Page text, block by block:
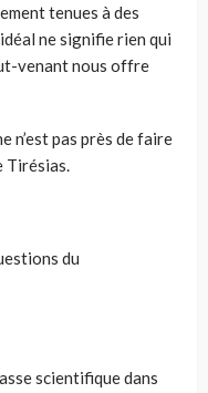
tenues à des
ne signifie rien qui
venant nous offre
n’est pas près de faire
Tirésias.
du
scientifique dans